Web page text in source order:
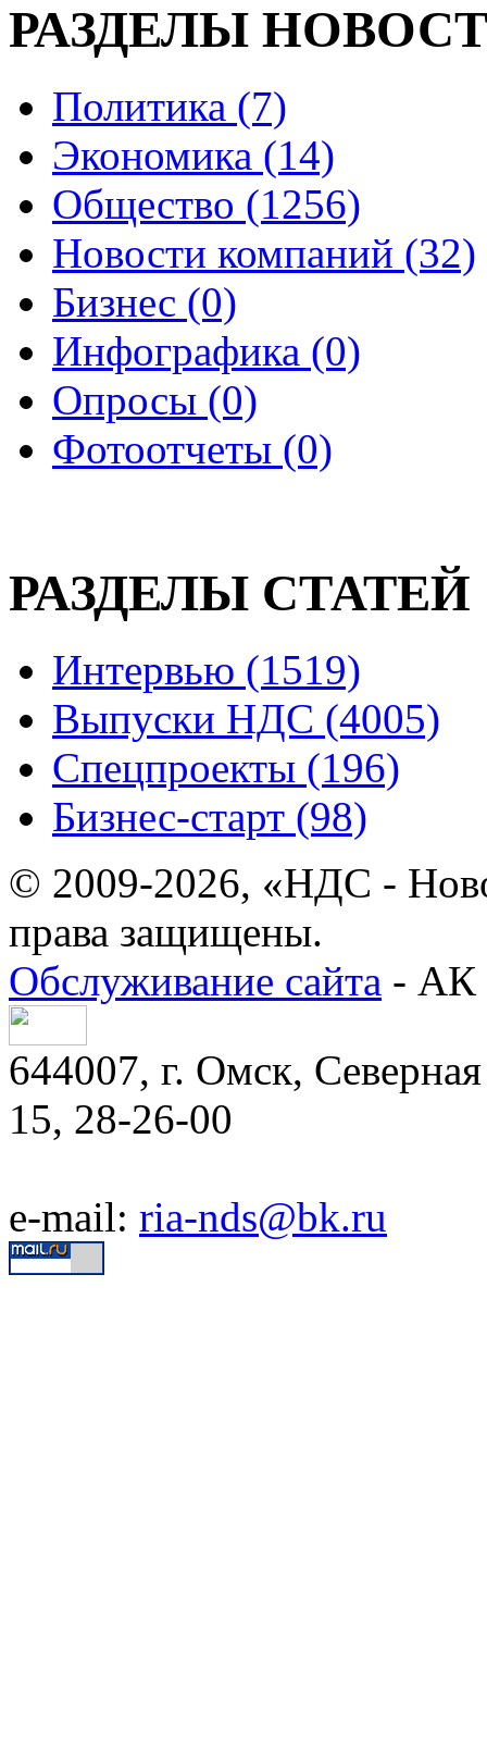
РАЗДЕЛЫ
Политика (7)
Экономика (14)
Общество (1256)
Новости компаний (32)
Бизнес (0)
Инфографика (0)
Опросы (0)
Фотоотчеты (0)
РАЗДЕЛЫ СТАТЕЙ
Интервью (1519)
Выпуски НДС (4005)
Спецпроекты (196)
Бизнес-старт (98)
© 2009-2026, «НДС -
права защищены.
Обслуживание сайта - АК
644007, г. Омск,
15, 28-26-00
e-mail: ria-nds@bk.ru